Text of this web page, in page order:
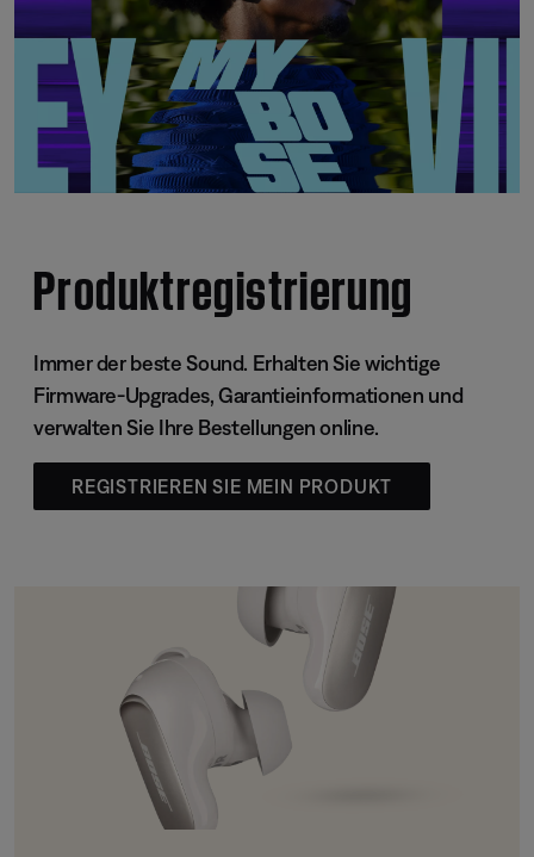
Produktregistrierung
Immer der beste Sound. Erhalten Sie wichtige
Firmware-Upgrades, Garantieinformationen und
verwalten Sie Ihre Bestellungen online.
REGISTRIEREN SIE MEIN PRODUKT